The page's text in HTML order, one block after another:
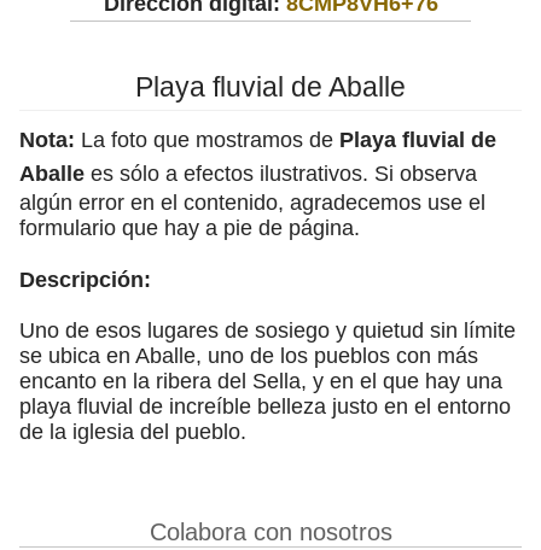
Playa fluvial de Aballe
Nota: La foto que mostramos de Playa fluvial de
Aballe es sólo a efectos ilustrativos. Si observa
algún error en el contenido, agradecemos use el
formulario que hay a pie de página.
Descripción:
Uno de esos lugares de sosiego y quietud sin límite
se ubica en Aballe, uno de los pueblos con más
encanto en la ribera del Sella, y en el que hay una
playa fluvial de increíble belleza justo en el entorno
de la iglesia del pueblo.
Colabora con nosotros